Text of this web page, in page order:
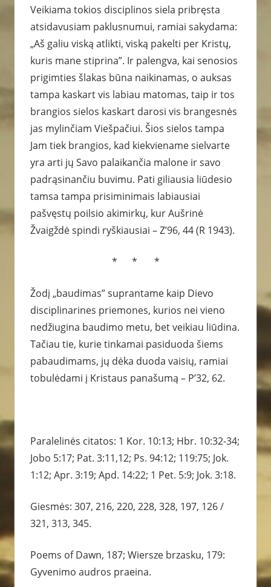
Veikiama tokios disciplinos siela pribręsta
atsidavusiam paklusnumui, ramiai sakydama:
„Aš galiu viską atlikti, viską pakelti per Kristų,
kuris mane stiprina”. Ir palengva, kai senosios
prigimties šlakas būna naikinamas, o auksas
tampa kaskart vis labiau matomas, taip ir tos
brangios sielos kaskart darosi vis brangesnės
jas mylinčiam Viešpačiui. Šios sielos tampa
Jam tiek brangios, kad kiekviename sielvarte
yra arti jų Savo palaikančia malone ir savo
padrąsinančiu buvimu. Pati giliausia liūdesio
tamsa tampa prisiminimais labiausiai
pašvęstų poilsio akimirkų, kur Aušrinė
Žvaigždė spindi ryškiausiai – Z’96, 44 (R 1943).
* * *
Žodį „baudimas” suprantame kaip Dievo
disciplinarines priemones, kurios nei vieno
nedžiugina baudimo metu, bet veikiau liūdina.
Tačiau tie, kurie tinkamai pasiduoda šiems
pabaudimams, jų dėka duoda vaisių, ramiai
tobulėdami į Kristaus panašumą – P’32, 62.
Paralelinės citatos: 1 Kor. 10:13; Hbr. 10:32-34;
Jobo 5:17; Pat. 3:11,12; Ps. 94:12; 119:75; Jok.
1:12; Apr. 3:19; Apd. 14:22; 1 Pet. 5:9; Jok. 3:18.
Giesmės: 307, 216, 220, 228, 328, 197, 126 /
321, 313, 345.
Poems of Dawn, 187; Wiersze brzasku, 179:
Gyvenimo audros praeina.